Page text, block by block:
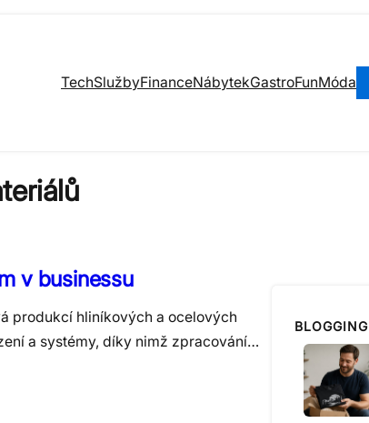
TechSlužbyFinanceNábytekGastroFunMóda
v businessu
produkcí hliníkových a ocelových
a systémy, díky nimž zpracování…
BLOGGING